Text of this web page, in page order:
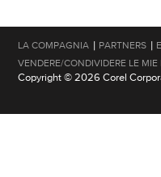
LA COMPAGNIA | PARTNERS |
VENDERE/CONDIVIDERE LE
Copyright © 2026 Corel